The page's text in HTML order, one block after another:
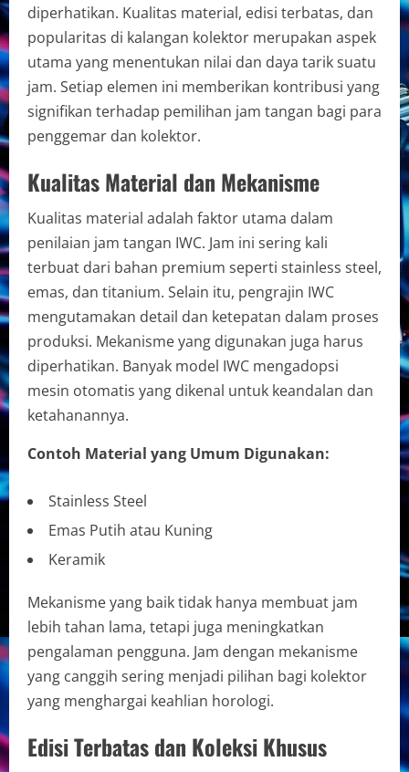
diperhatikan. Kualitas material, edisi terbatas, dan
popularitas di kalangan kolektor merupakan aspek
utama yang menentukan nilai dan daya tarik suatu
jam. Setiap elemen ini memberikan kontribusi yang
signifikan terhadap pemilihan jam tangan bagi para
penggemar dan kolektor.
Kualitas Material dan Mekanisme
Kualitas material adalah faktor utama dalam
penilaian jam tangan IWC. Jam ini sering kali
terbuat dari bahan premium seperti stainless steel,
emas, dan titanium. Selain itu, pengrajin IWC
mengutamakan detail dan ketepatan dalam proses
produksi. Mekanisme yang digunakan juga harus
diperhatikan. Banyak model IWC mengadopsi
mesin otomatis yang dikenal untuk keandalan dan
ketahanannya.
Contoh Material yang Umum Digunakan:
Stainless Steel
Emas Putih atau Kuning
Keramik
Mekanisme yang baik tidak hanya membuat jam
lebih tahan lama, tetapi juga meningkatkan
pengalaman pengguna. Jam dengan mekanisme
yang canggih sering menjadi pilihan bagi kolektor
yang menghargai keahlian horologi.
Edisi Terbatas dan Koleksi Khusus